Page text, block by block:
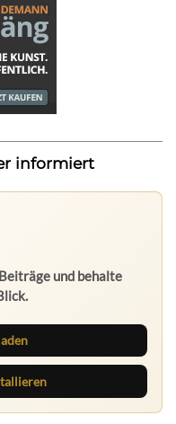
informiert
und behalte